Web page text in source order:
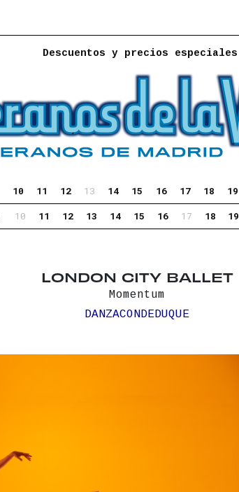
Descuentos y precios especiales
10 11 12 13 14 15 16 17 18 19
10 11 12 13 14 15 16 17 18 19
LONDON CITY BALLET
Momentum
DANZACONDEDUQUE